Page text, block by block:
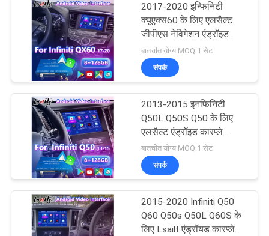
गुणवत्ता
नियंत्रण
संपर्क
करें
समाचार
मामलों
साइटमैप
जीपीएस नेविगेशन बॉक्स
लेक्सस वीडियो इंटरफ़ेस
2017-2020 इन्फिनिटी
क्यूएक्स60 के लिए एलसैल्ट
जीपीएस नेविगेशन एंड्रॉइड
कारप्ले इंटरफ़ेस
बातचीत योग्य MOQ:1 सेट
संपर्क
2013-2015 इनफिनिटी
Q50L Q50S Q50 के लिए
एलसैल्ट एंड्रॉइड कारप्ले
नेविगेशन इंटरफ़ेस
बातचीत योग्य MOQ:1 सेट
संपर्क
2015-2020 Infiniti Q50
Q60 Q50s Q50L Q60S के
लिए Lsailt एंड्रॉयड कारप्ले